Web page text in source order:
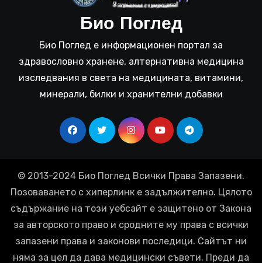
Био Поглед
Био Поглед е информационен портал за
здравословно хранене, алтернативна медицина
изследвания в света на медицината, витамини,
минерали, билки и хранителни добавки
© 2013-2024 Био Поглед Всички Права Запазени.
Позоваването с хиперлинк е задължително. Цялото
съдържание на този уебсайт е защитено от Закона
за авторското право и сродните му права с всички
запазени права и законови последици. Сайтът ни
няма за цел да дава медицински съвети. Преди да